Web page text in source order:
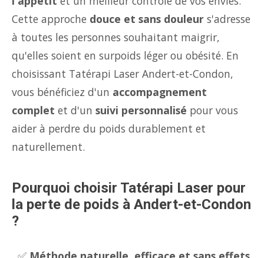
Cette approche douce et sans douleur s'adresse
à toutes les personnes souhaitant maigrir,
qu'elles soient en surpoids léger ou obésité. En
choisissant Tatérapi Laser Andert-et-Condon,
vous bénéficiez d'un accompagnement
complet et d'un suivi personnalisé pour vous
aider à perdre du poids durablement et
naturellement.
Pourquoi choisir Tatérapi Laser pour
la perte de poids à Andert-et-Condon
?